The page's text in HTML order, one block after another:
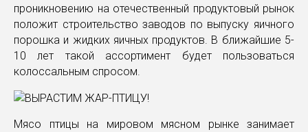
проникновению на отечественный продуктовый рынок
положит строительство заводов по выпуску яичного
порошка и жидких яичных продуктов. В ближайшие 5-
10 лет такой ассортимент будет пользоваться
колоссальным спросом.
Мясо птицы на мировом мясном рынке занимает